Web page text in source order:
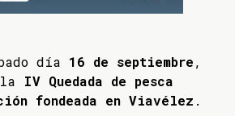
día 16 de septiembre,
IV Quedada de pesca
fondeada en Viavélez .